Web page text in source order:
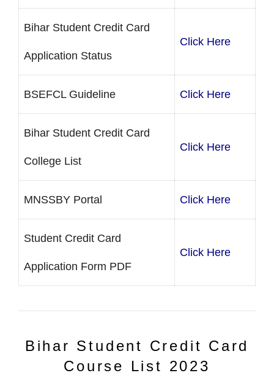
Bihar Student Credit Card
Application Status
Click Here
BSEFCL Guideline Click Here
Bihar Student Credit Card
College List
Click Here
MNSSBY Portal Click Here
Student Credit Card
Application Form PDF
Click Here
Bihar Student Credit Card
Course List 2023